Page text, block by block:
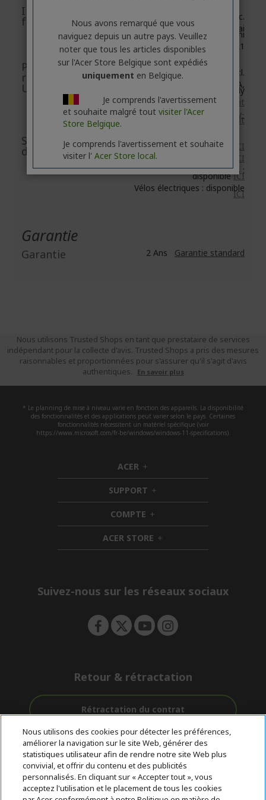
Informations du
fabricant
Acer Inc.
8F, No. 88, Section 1, Xin Tai
5th Road, Xizhi
New Taipei City 221
Personne
responsable
UE/Importateur UE
Acer Italy S.r.l.
Viale delle Industrie 1/A,
20044 Arese (MI), Italy
https://www.acer.com/it-it
e-mail :
acer-italy-
srl@legalmail.it
Sécurité des
documents/images Accessoires : disponible
ICI
ICI
Trottinettes électriques :
disponibleICI
Vélos électriques : disponible
ICI
Garantie
Garantie 2 Ans Garantie standard
Nous utilisons Trusted Shops en tant que prestataire de services
indépendant pour la collecte d'avis. Trusted Shops a pris des mesures
raisonnables et proportionnées pour s'assurer qu'il s'agit d'avis
authentiques.
En savoir plus
* Le planning de mise à niveau varie en fonction des appareils. La disponibilité
des fonctionnalités et des applications peut varier selon le pays. Certaines
fonctionnalités nécessitent un matériel spécifique (voir
https://www.microsoft.com/fr-be/windows/windows-11-specifications).
ACER h
i
d
d
e
n
SUPPORT h
i
d
d
e
n
COMPTE h
i
d
d
ACER STORE h
i
e
Suivez-nous sur les réseaux sociaux
Retour & rétractation
Rétractation du contrat
Livraison
gratuite
Accompagnement
avant et après-
vente
Paiement
Sécurisé
© 2026 Acer Inc.
Nous utilisons des cookies pour détecter les préférences,
améliorer la navigation sur le site Web, générer des
statistiques utilisateur afin de rendre notre site Web plus
convivial, et offrir du contenu et des publicités
personnalisés. En cliquant sur « Accepter tout », vous
acceptez l'utilisation et le placement de tous les cookies
Nous avons remarqué que vous
naviguez depuis un autre pays. Veuillez
noter que tous les articles disponibles
sur l'Acer Store Belgique sont expédiés
uniquement en Belgique.
Je comprends l'avertissement
et souhaite malgré tout visiter l'Acer
Store Belgique.
Je comprends l'avertissement et souhaite
visiter l' Acer Store local.